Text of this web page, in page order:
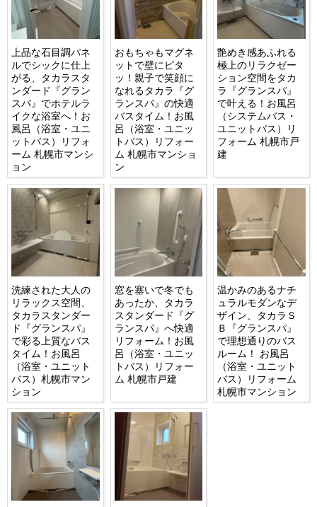
上品な石目調パネ
ルでシックに仕上
がる、タカラスタ
ンダード『グラン
スパ』でホテルラ
イクな浴室へ！お
風呂（浴室・ユニ
ットバス）リフォ
ーム 札幌市マンシ
ョン
おもちゃもマグネ
ットで壁にピタ
ッ！親子で笑顔に
なれるタカラ『グ
ランスパ』の快適
バスタイム！お風
呂（浴室・ユニッ
トバス）リフォー
ム 札幌市マンショ
ン
艶めき感あふれる
極上のリラクゼー
ション空間をタカ
ラ『グランスパ』
で叶える！お風呂
（システムバス・
ユニットバス）リ
フォーム 札幌市戸
建
洗練された大人の
リラックス空間、
タカラスタンダー
ド『グランスパ』
で彩る上質なバス
タイム！お風呂
（浴室・ユニット
バス）札幌市マン
ション
窓を塞いで冬でも
あったか、タカラ
スタンダード『グ
ランスパ』へ快適
リフォーム！お風
呂（浴室・ユニッ
トバス）リフォー
ム 札幌市戸建
温かみのあるナチ
ュラルモダンなデ
ザイン、タカラＳ
Ｂ『グランスパ』
で理想通りのバス
ルーム！ お風呂
（浴室・ユニット
バス）リフォーム
札幌市マンション